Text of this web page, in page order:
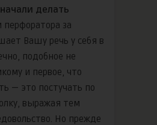
делать
за
Вашу речь у себя в
подобное не
и первое, что
— это постучать по
выражая тем
Но прежде